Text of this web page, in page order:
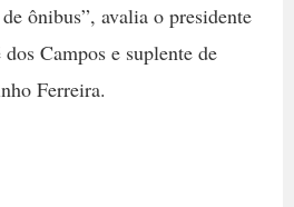
ônibus”, avalia o presidente
Campos e suplente de
Ferreira.